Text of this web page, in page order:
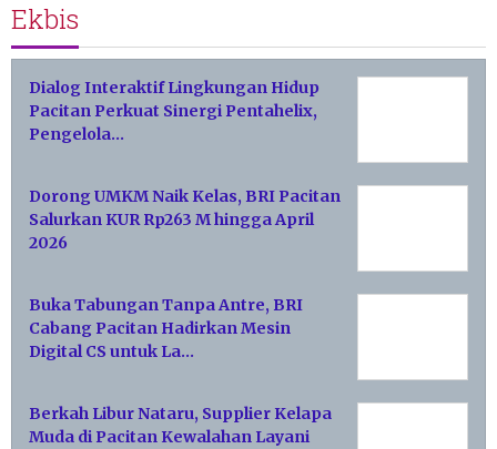
Ekbis
Dialog Interaktif Lingkungan Hidup
Pacitan Perkuat Sinergi Pentahelix,
Pengelola…
Dorong UMKM Naik Kelas, BRI Pacitan
Salurkan KUR Rp263 M hingga April
2026
Buka Tabungan Tanpa Antre, BRI
Cabang Pacitan Hadirkan Mesin
Digital CS untuk La…
Berkah Libur Nataru, Supplier Kelapa
Muda di Pacitan Kewalahan Layani